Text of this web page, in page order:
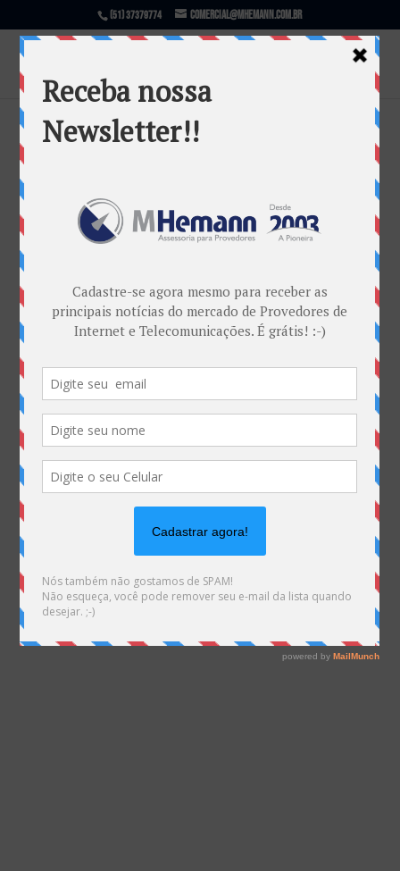
(51) 37379774 comercial@mhemann.com.br
mhemann_posts_LGPD
Warning: file_exists(): open_basedir restriction in
effect. File(/var/www/html/mhemann/wp-
36867_1080x675.jpg) is not within the allowed
path(s): (/var/www/vhosts/mhemann.com.br/:/tmp/)
content/themes/Divi/epanel/custom_functions.php
on line 1540